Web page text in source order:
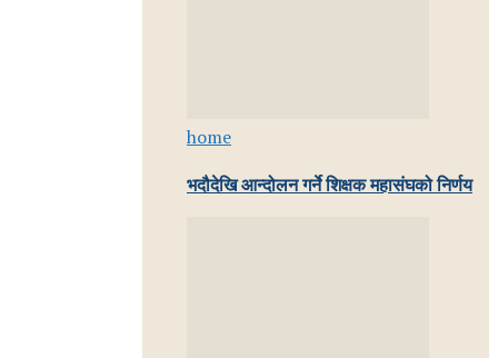
home
भदौदेखि आन्दोलन गर्ने शिक्षक महासंघको निर्णय